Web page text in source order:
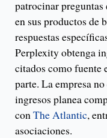
patrocinar preguntas
en sus productos de
respuestas
Perplexity obtenga
citados como fuente
parte. La empresa
ingresos planea
con The Atlantic,
asociaciones.